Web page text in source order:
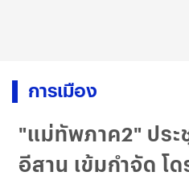
การเมือง
"แม่ทัพภาค2" ประ
อีสาน เข้มกำจัด โ